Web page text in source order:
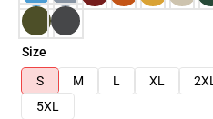
Size
S
M L XL 2XL
5XL